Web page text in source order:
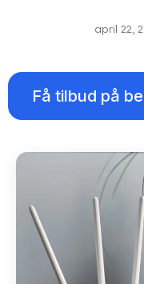
april 22,
Få tilbud på